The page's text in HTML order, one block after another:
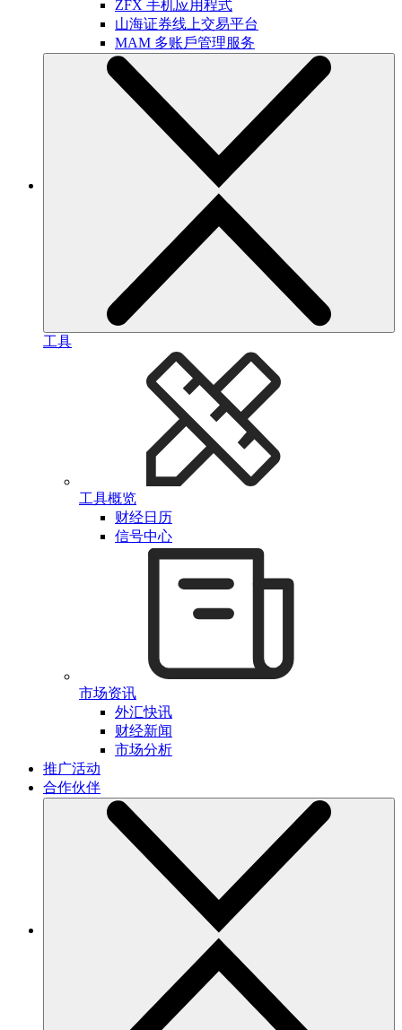
ZFX 手机应用程式
山海证券线上交易平台
MAM 多账戶管理服务
工具
工具概览
财经日历
信号中心
市场资讯
外汇快讯
财经新闻
市场分析
推广活动
合作伙伴